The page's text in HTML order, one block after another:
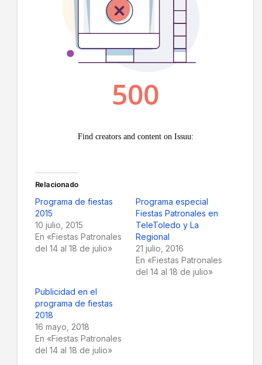
Relacionado
Programa de fiestas
2015
10 julio, 2015
En «Fiestas Patronales
del 14 al 18 de julio»
Programa especial
Fiestas Patronales en
TeleToledo y La
Regional
21 julio, 2016
En «Fiestas Patronales
del 14 al 18 de julio»
Publicidad en el
programa de fiestas
2018
16 mayo, 2018
En «Fiestas Patronales
del 14 al 18 de julio»